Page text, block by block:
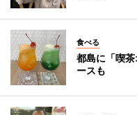
食べる
都島に「喫
ースも